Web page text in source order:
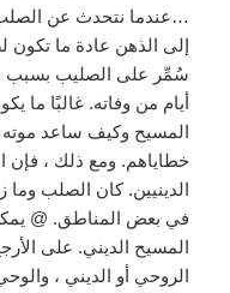
…عندما نتحدث عن الصلب
إلى الذهن عادة ما تكون
سُمِّر على الصليب بسبب
أيام من وفاته. غالبًا ما
المسيح وكيف ساعد
خطاياهم. ومع ذلك ، فإن
الدينيين. كان الصلب وما
في بعض المناطق. @
المسيح الديني. على
الروحي أو الديني ،